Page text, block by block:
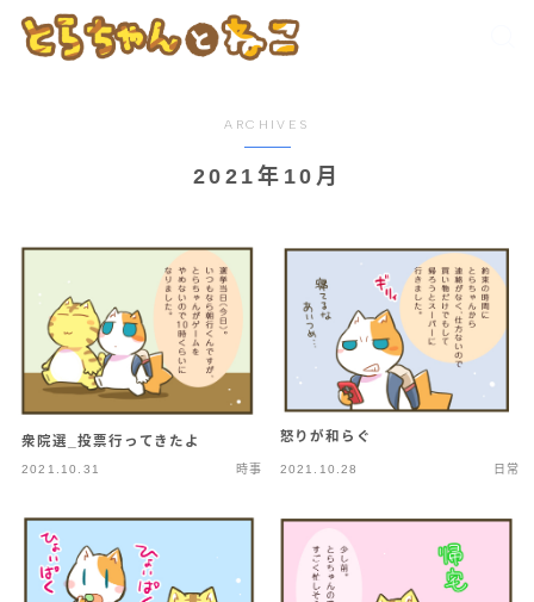
ARCHIVES
2021年10月
衆院選_投票行ってきたよ
2021.10.31 時事
怒りが和らぐ
2021.10.28 日常